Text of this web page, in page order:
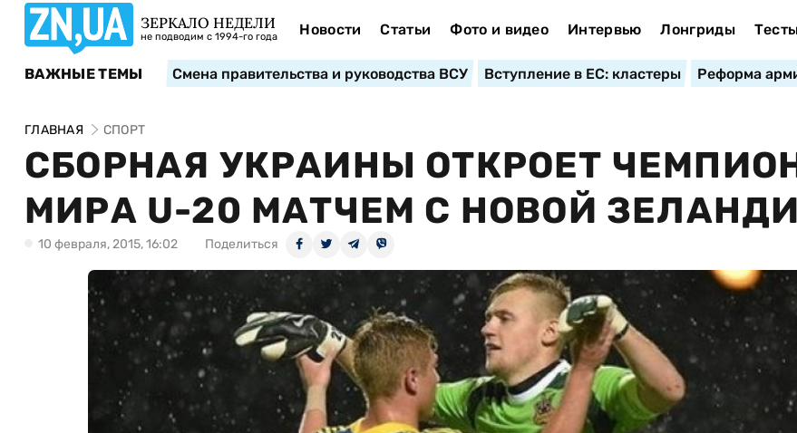
ЗЕРКАЛО НЕДЕЛИ
не подводим с 1994-го года Новости Статьи Фото и видео Интервью Лонгриды
ВАЖНЫЕ ТЕМЫ Смена правительства и руководства ВСУ Вступление в ЕС: кластеры Реформа
ГЛАВНАЯ СПОРТ
СБОРНАЯ УКРАИНЫ ОТКРОЕТ
МИРА U-20 МАТЧЕМ С НОВОЙ
10 февраля, 2015, 16:02 Поделиться